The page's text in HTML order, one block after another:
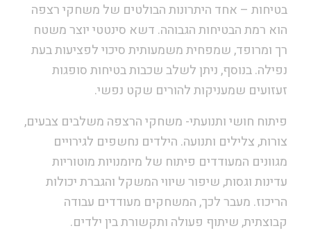
בטיחות – אחד היתרונות הבולטים של משחקי רצפה
הוא רמת הבטיחות הגבוהה. דשא סינטטי יוצר משטח
רך ומרופד, שמפחית משמעותית סיכוי לפציעות בעת
נפילה. בנוסף, ניתן לשלב שכבות בטיחות סופגות
זעזועים שמעניקות להורים שקט נפשי.
פיתוח חושי ותנועתי- משחקי הרצפה משלבים צבעים,
צורות, צלילים ותנועה. הילדים נחשפים לגירויים
מגוונים המעודדים פיתוח של מיומנויות מוטוריות
עדינות וגסות, שיפור שיווי המשקל והגברת יכולות
הריכוז. מעבר לכך, המשחקים מעודדים עבודה
קבוצתית, שיתוף פעולה ותקשורת בין ילדים.